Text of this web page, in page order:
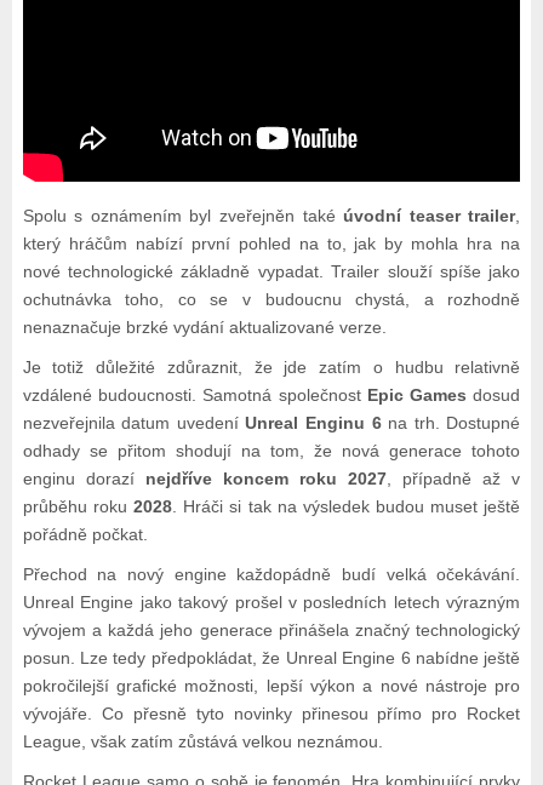
Spolu s oznámením byl zveřejněn také úvodní teaser trailer,
který hráčům nabízí první pohled na to, jak by mohla hra na
nové technologické základně vypadat. Trailer slouží spíše jako
ochutnávka toho, co se v budoucnu chystá, a rozhodně
nenaznačuje brzké vydání aktualizované verze.
Je totiž důležité zdůraznit, že jde zatím o hudbu relativně
vzdálené budoucnosti. Samotná společnost Epic Games dosud
nezveřejnila datum uvedeníUnreal Enginu 6na trh. Dostupné
odhady se přitom shodují na tom, že nová generace tohoto
enginu dorazí nejdříve koncem roku 2027 , případně až v
průběhu roku 2028. Hráči si tak na výsledek budou muset ještě
pořádně počkat.
Přechod na nový engine každopádně budí velká očekávání.
Unreal Engine jako takový prošel v posledních letech výrazným
vývojem a každá jeho generace přinášela značný technologický
posun. Lze tedy předpokládat, že Unreal Engine 6 nabídne ještě
pokročilejší grafické možnosti, lepší výkon a nové nástroje pro
vývojáře. Co přesně tyto novinky přinesou přímo pro Rocket
League, však zatím zůstává velkou neznámou.